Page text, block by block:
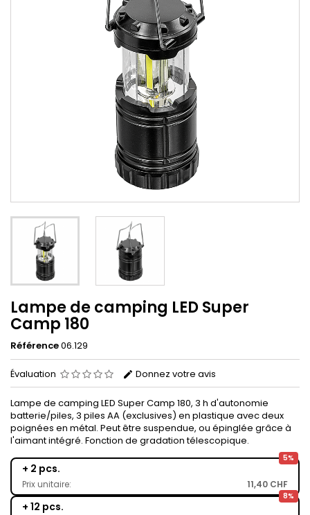
Lampe de camping LED Super
Camp 180
Référence06.129
Évaluation Donnez votre avis
Lampe de camping LED Super Camp 180, 3 h d'autonomie
batterie/piles, 3 piles AA (exclusives) en plastique avec deux
poignées en métal. Peut être suspendue, ou épinglée grâce à
l'aimant intégré. Fonction de gradation télescopique.
5%
+ 2 pcs.
Prix unitaire: 11,40 CHF
8%
+ 12 pcs.